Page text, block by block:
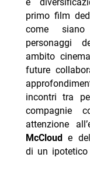
--
- Chad Powers
settembre
- The
- Star Wars
- Greta favole
- Migliori serie
primo film
come
personaggi
ambito
future
incontri tra
compagnie
attenzione
McCloude del
di un ipotetico